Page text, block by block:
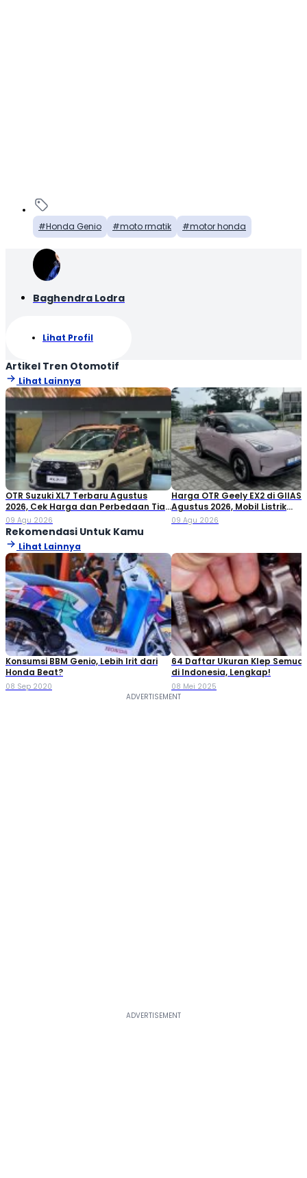
Honda Genio moto rmatik motor honda
Baghendra Lodra
Lihat Profil
Artikel Tren Otomotif
Lihat Lainnya
OTR Suzuki XL7 Terbaru Agustus
2026, Cek Harga dan Perbedaan Tiap
Varian
09 Agu 2026
Harga OTR Geely EX2 di GIIAS
Agustus 2026, Mobil Listrik
Penantang BYD Atto 1
09 Agu 2026
Rekomendasi Untuk Kamu
Lihat Lainnya
Konsumsi BBM Genio, Lebih Irit dari
Honda Beat?
08 Sep 2020
64 Daftar Ukuran Klep Semua
di Indonesia, Lengkap!
08 Mei 2025